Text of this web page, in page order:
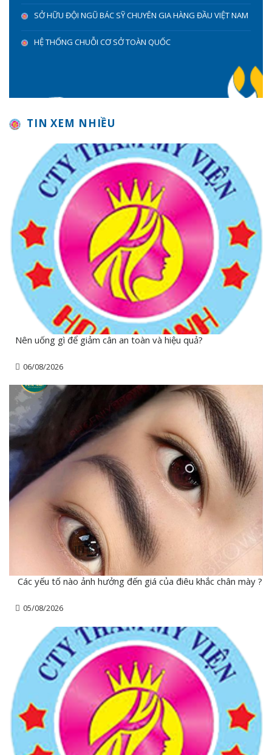
SỞ HỮU ĐỘI NGŨ BÁC SỸ CHUYÊN GIA HÀNG ĐẦU VIỆT NAM
HỆ THỐNG CHUỖI CƠ SỞ TOÀN QUỐC
TIN XEM NHIỀU
Nên uống gì để giảm cân an toàn và hiệu quả?
06/08/2026
Các yếu tố nào ảnh hưởng đến giá của điêu khắc chân mày ?
05/08/2026